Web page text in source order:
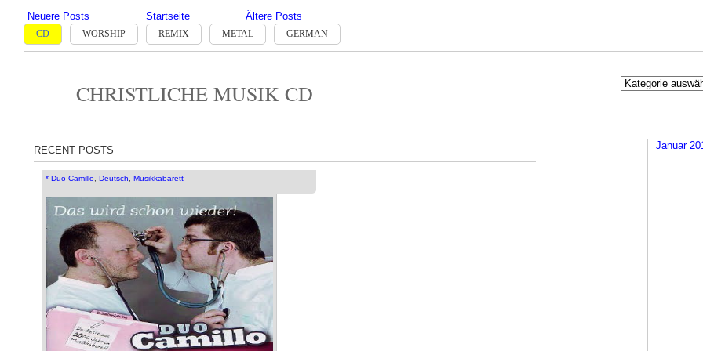
CD WORSHIP REMIX METAL GERMAN
CHRISTLICHE MUSIK CD
RECENT POSTS
Neuere Posts Ältere Posts
Startseite
* Duo Camillo, Deutsch Musikkabarett
Januar